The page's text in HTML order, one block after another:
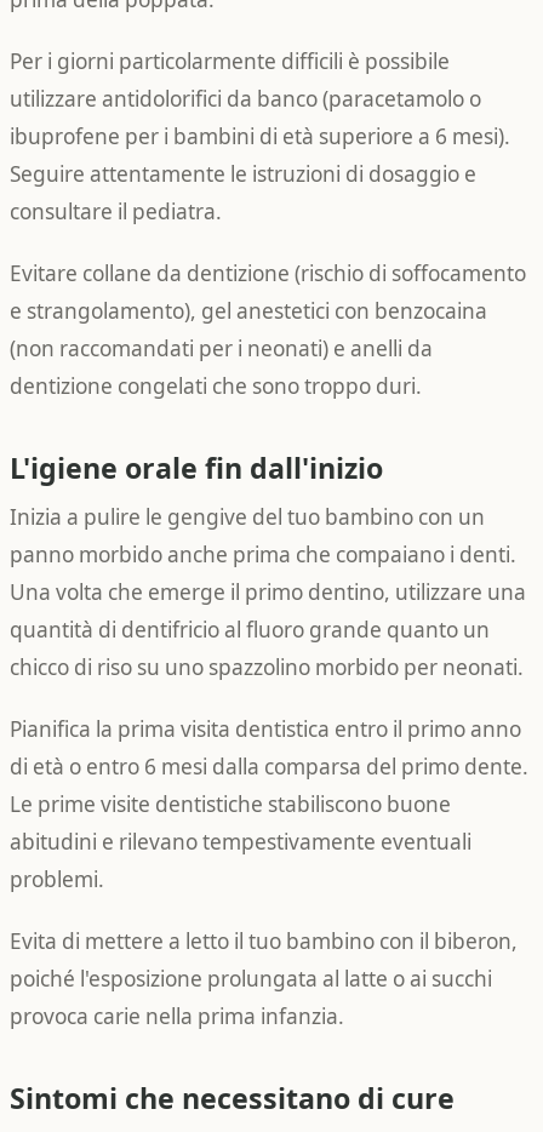
Per i giorni particolarmente difficili è possibile
utilizzare antidolorifici da banco (paracetamolo o
ibuprofene per i bambini di età superiore a 6 mesi).
Seguire attentamente le istruzioni di dosaggio e
consultare il pediatra.
Evitare collane da dentizione (rischio di soffocamento
e strangolamento), gel anestetici con benzocaina
(non raccomandati per i neonati) e anelli da
dentizione congelati che sono troppo duri.
L'igiene orale fin dall'inizio
Inizia a pulire le gengive del tuo bambino con un
panno morbido anche prima che compaiano i denti.
Una volta che emerge il primo dentino, utilizzare una
quantità di dentifricio al fluoro grande quanto un
chicco di riso su uno spazzolino morbido per neonati.
Pianifica la prima visita dentistica entro il primo anno
di età o entro 6 mesi dalla comparsa del primo dente.
Le prime visite dentistiche stabiliscono buone
abitudini e rilevano tempestivamente eventuali
problemi.
Evita di mettere a letto il tuo bambino con il biberon,
poiché l'esposizione prolungata al latte o ai succhi
provoca carie nella prima infanzia.
Sintomi che necessitano di cure